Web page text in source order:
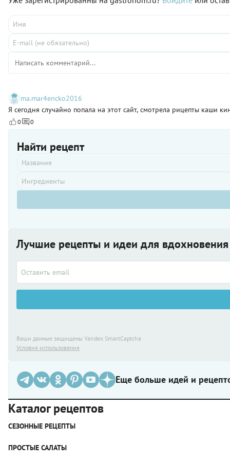
ma.mar4encko2016
Я сегодня случайно попала на этот сайт, смотрела рицепты каши
0 0
Найти рецепт
Лучшие рецепты и идеи для
Ваши данные защищены Yandex SmartCaptcha
Условия использования
Еще больше идей и
Каталог рецептов
СЕЗОННЫЕ РЕЦЕПТЫ
Рецепты из капусты
ПРОСТЫЕ САЛАТЫ